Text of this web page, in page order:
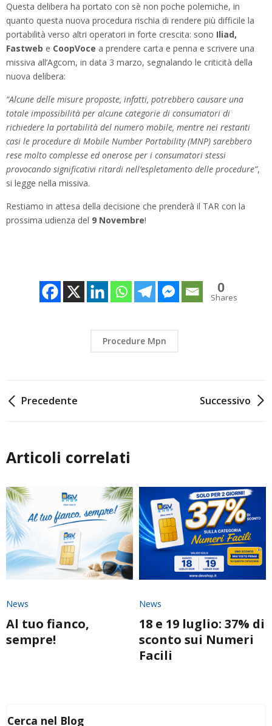
Questa delibera ha portato con sè non poche polemiche, in
quanto questa nuova procedura rischia di rendere più difficile la
portabilità verso altri operatori in forte crescita: sono Iliad,
Fastweb e CoopVoce a prendere carta e penna e scrivere una
missiva all’Agcom, in data 3 marzo, segnalando le criticità della
nuova delibera:
“Alcune delle misure proposte, infatti, potrebbero causare una
totale impossibilità per alcune categorie di consumatori di
richiedere la portabilità del numero mobile, mentre nei restanti
casi le procedure di Mobile Number Portability (MNP) sarebbero
rese molto complesse ed onerose per i consumatori stessi
provocando significativi ritardi nell’espletamento delle procedure”,
si legge nella missiva.
Restiamo in attesa della decisione che prenderà il TAR con la
prossima udienza del 9 Novembre!
0
Shares
Procedure Mpn
Navigazione
Precedente Successivo
Articoli correlati
News
Al tuo fianco,
sempre!
News
18 e 19 luglio: 37% di
sconto sui Numeri
Facili
Cerca nel Blog